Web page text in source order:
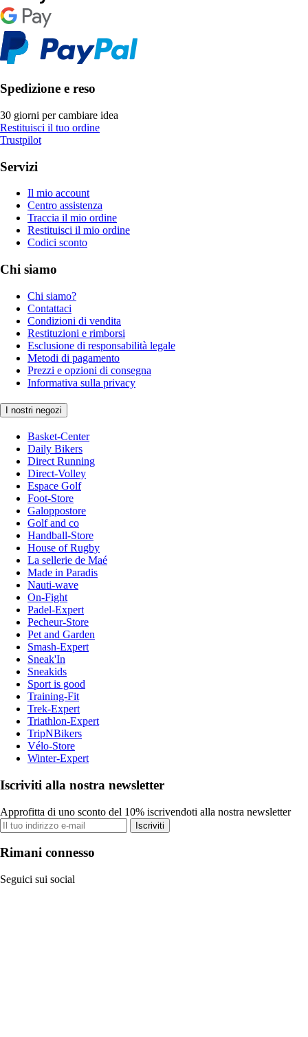
Spedizione e reso
30 giorni per cambiare idea
Restituisci il tuo ordine
Trustpilot
Servizi
Il mio account
Centro assistenza
Traccia il mio ordine
Restituisci il mio ordine
Codici sconto
Chi siamo
Chi siamo?
Contattaci
Condizioni di vendita
Restituzioni e rimborsi
Esclusione di responsabilità legale
Metodi di pagamento
Prezzi e opzioni di consegna
Informativa sulla privacy
I nostri negozi
Basket-Center
Daily Bikers
Direct Running
Direct-Volley
Espace Golf
Foot-Store
Galoppostore
Golf and co
Handball-Store
House of Rugby
La sellerie de Maé
Made in Paradis
Nauti-wave
On-Fight
Padel-Expert
Pecheur-Store
Pet and Garden
Smash-Expert
Sneak'In
Sneakids
Sport is good
Training-Fit
Trek-Expert
Triathlon-Expert
TripNBikers
Vélo-Store
Winter-Expert
Iscriviti alla nostra newsletter
Approfitta di uno sconto del 10% iscrivendoti alla nostra newsletter
Iscriviti
Rimani connesso
Seguici sui social